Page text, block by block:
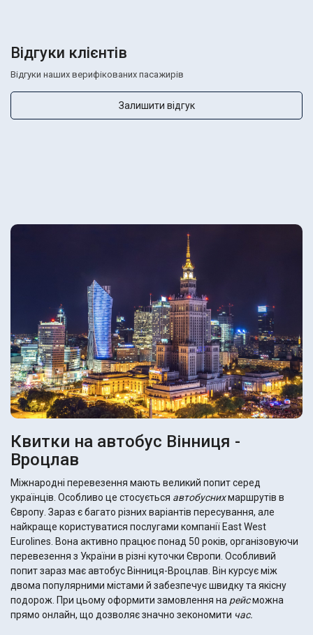
Відгуки клієнтів
Відгуки наших верифікованих пасажирів
Залишити відгук
Квитки на автобус Вінниця -
Вроцлав
Міжнародні перевезення мають великий попит серед
українців. Особливо це стосується автобуснихмаршрутів в
Європу. Зараз є багато різних варіантів пересування, але
найкраще користуватися послугами компанії East West
Eurolines. Вона активно працює понад 50 років, організовуючи
перевезення з України в різні куточки Європи. Особливий
попит зараз має автобус Вінниця-Вроцлав. Він курсує між
двома популярними містами й забезпечує швидку та якісну
подорож. При цьому оформити замовлення на рейсможна
прямо онлайн, що дозволяє значно зекономити час.